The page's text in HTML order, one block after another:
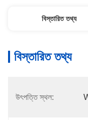
বিস্তারিত তথ্য
বিস্তারিত তথ্য
উৎপত্তি স্থল: